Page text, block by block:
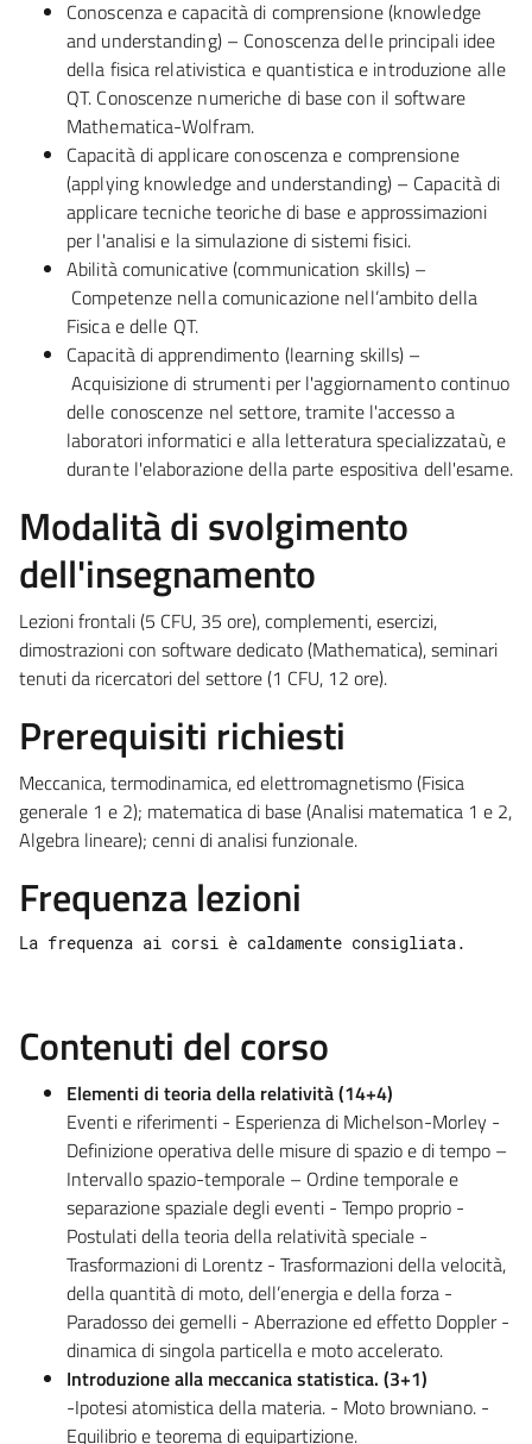
Conoscenza e capacità di comprensione (knowledge
and understanding) – Conoscenza delle principali idee
della fisica relativistica e quantistica e introduzione alle
QT. Conoscenze numeriche di base con il software
Mathematica-Wolfram.
Capacità di applicare conoscenza e comprensione
(applying knowledge and understanding) – Capacità di
applicare tecniche teoriche di base e approssimazioni
per l'analisi e la simulazione di sistemi fisici.
Abilità comunicative (communication skills) –
Competenze nella comunicazione nell’ambito della
Fisica e delle QT.
Capacità di apprendimento (learning skills) –
Acquisizione di strumenti per l'aggiornamento continuo
delle conoscenze nel settore, tramite l'accesso a
laboratori informatici e alla letteratura specializzataù, e
durante l'elaborazione della parte espositiva dell'esame.
Modalità di svolgimento
dell'insegnamento
Lezioni frontali (5 CFU, 35 ore), complementi, esercizi,
dimostrazioni con software dedicato (Mathematica), seminari
tenuti da ricercatori del settore (1 CFU, 12 ore).
Prerequisiti richiesti
Meccanica, termodinamica, ed elettromagnetismo (Fisica
generale 1 e 2); matematica di base (Analisi matematica 1 e 2,
Algebra lineare); cenni di analisi funzionale.
Frequenza lezioni
La frequenza ai corsi è caldamente consigliata.
Contenuti del corso
Elementi di teoria della relatività (14+4)
Eventi e riferimenti - Esperienza di Michelson-Morley -
Definizione operativa delle misure di spazio e di tempo –
Intervallo spazio-temporale – Ordine temporale e
separazione spaziale degli eventi - Tempo proprio -
Postulati della teoria della relatività speciale -
Trasformazioni di Lorentz - Trasformazioni della velocità,
della quantità di moto, dell’energia e della forza -
Paradosso dei gemelli - Aberrazione ed effetto Doppler -
dinamica di singola particella e moto accelerato.
Introduzione alla meccanica statistica. (3+1)
-Ipotesi atomistica della materia. - Moto browniano. -
Equilibrio e teorema di equipartizione.